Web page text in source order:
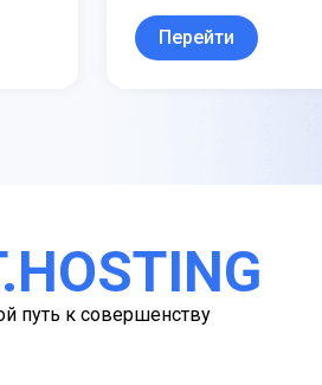
Перейти
путь к совершенству